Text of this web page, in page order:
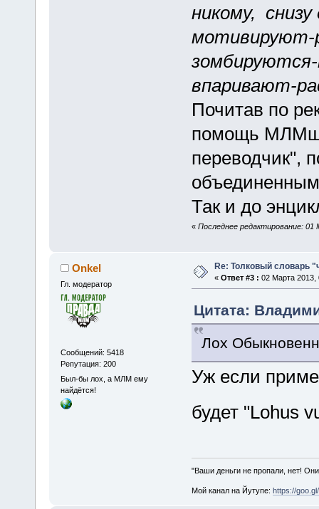
никому,
мотивируют-
впаривают-
Почитав по
помощь
переводчик",
Так и до
« Последнее редактирование:
Onkel
Гл. модератор
Сообщений: 5418
Репутация: 200
Был-бы лох, а МЛМ ему
найдётся!
Re: Толковый словарь
« Ответ #3 : 02 Марта 2013,
Цитата:
Лох
Уж если
будет "Lohus
"Ваши деньги не пропали, нет!
Мой канал на Йутупе: https://